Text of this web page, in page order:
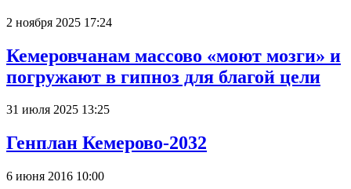
2 ноября 2025 17:24
Кемеровчанам массово «моют мозги» и
погружают в гипноз для благой цели
31 июля 2025 13:25
Генплан Кемерово-2032
6 июня 2016 10:00